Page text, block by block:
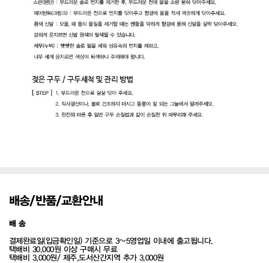
배송/반품/교환안내
배 송
결제완료일(입금확인일) 기준으로 3~5영업일 이내에 출고됩니다.
택배비 30,000원 이상 구매시 무료
택배비 3,000원/ 제주,도서산간지역 추가 3,000원